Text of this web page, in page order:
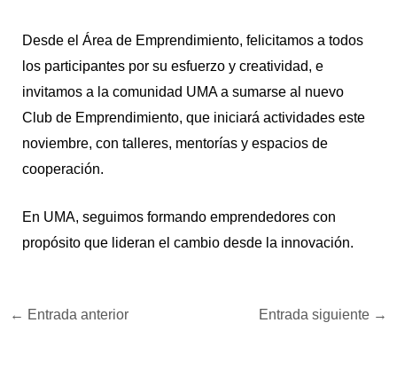
Desde el Área de Emprendimiento, felicitamos a todos
los participantes por su esfuerzo y creatividad, e
invitamos a la comunidad UMA a sumarse al nuevo
Club de Emprendimiento, que iniciará actividades este
noviembre, con talleres, mentorías y espacios de
cooperación.
En UMA, seguimos formando emprendedores con
propósito que lideran el cambio desde la innovación.
← Entrada anterior Entrada siguiente →